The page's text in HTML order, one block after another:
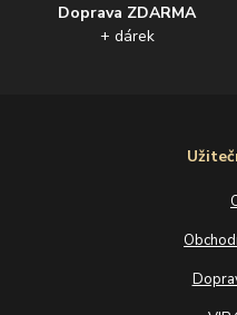
Doprava ZDARMA
+ dárek